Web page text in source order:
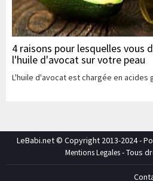
4 raisons pour lesquelles vous
l'huile d'avocat sur votre peau
L'huile d'avocat est chargée en acides
LeBabi.net © Copyright 2013-2024 -
Mentions Legales- Tous